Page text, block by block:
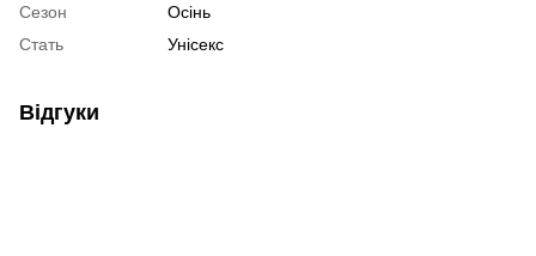
Сезон
Осінь
Стать
Унісекс
Відгуки